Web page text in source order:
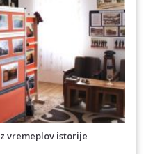
vremeplov istorije